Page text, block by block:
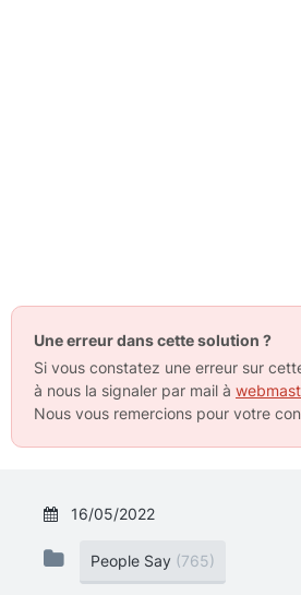
Une erreur dans cette solution ?
Si vous constatez une erreur sur
à nous la signaler par mail à
Nous vous remercions pour votre
16/05/2022
People Say (765)